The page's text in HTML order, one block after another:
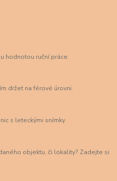
hodnotou ruční práce.
držet na férové úrovni.
s leteckými snímky.
objektu, či lokality? Zadejte si